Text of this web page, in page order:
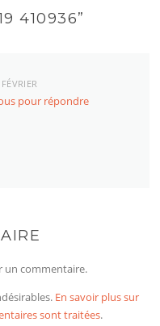
410936”
pour répondre
un commentaire.
En savoir plus sur
sont traitées.